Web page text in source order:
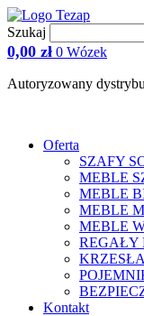
Przejdź
do
treści
Szukaj
0,00 zł 0 Wózek
Autoryzowany
Oferta
SZAFY
MEBLE
MEBLE
MEBLE
MEBLE
REGAŁY
Kontakt